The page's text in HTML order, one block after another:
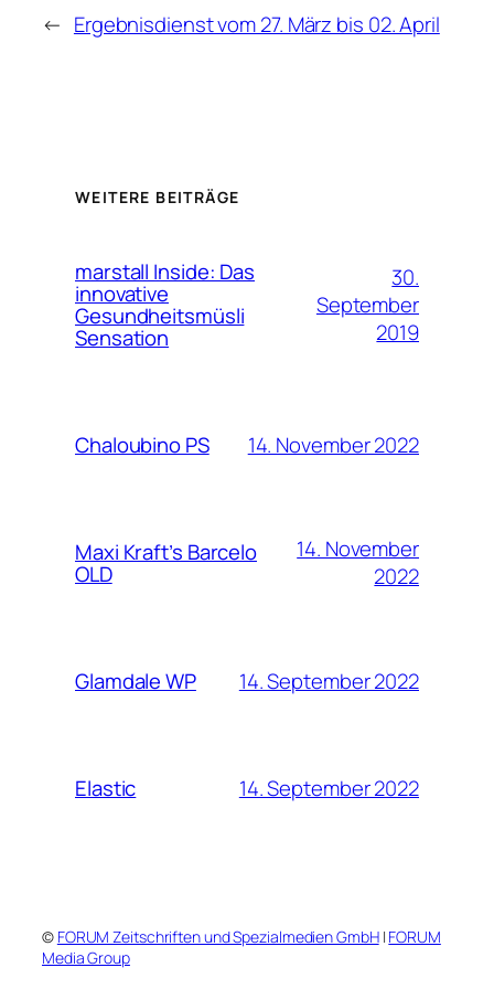
← Ergebnisdienst vom 27. März bis 02. April
WEITERE BEITRÄGE
marstall Inside: Das
innovative
Gesundheitsmüsli
Sensation
30.
September
2019
Chaloubino PS 14. November 2022
Maxi Kraft’s Barcelo
OLD
14. November
2022
Glamdale WP 14. September 2022
Elastic 14. September 2022
© FORUM Zeitschriften und Spezialmedien GmbH| FORUM
Media Group